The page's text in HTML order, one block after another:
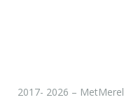
2017- 2026 – MetMerel